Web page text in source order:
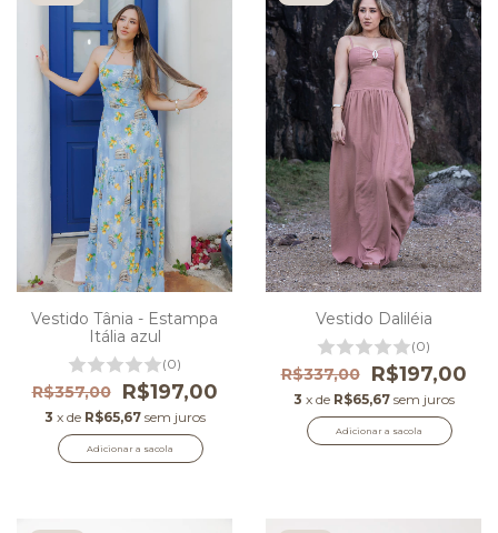
Vestido Tânia - Estampa
Itália azul
(0)
R$357,00 R$197,00
3 x de R$65,67 sem juros
Adicionar a sacola
Vestido Daliléia
(0)
R$337,00 R$197,00
3 x de R$65,67 sem juros
Adicionar a sacola